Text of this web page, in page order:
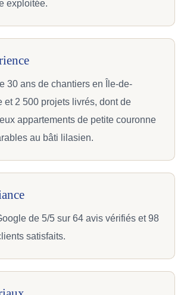
exploitée.
30 ans de chantiers en Île-de-
et 2 500 projets livrés, dont de
appartements de petite couronne
au bâti lilasien.
de 5/5 sur 64 avis vérifiés et 98
satisfaits.